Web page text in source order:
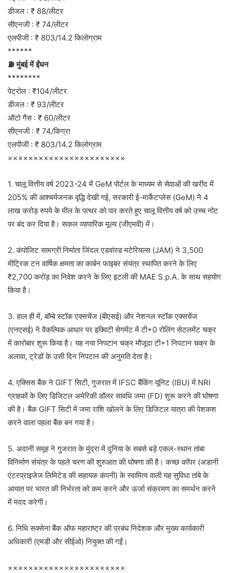
डीजल : ₹ 88/लीटर
सीएनजी : ₹ 74/लीटर
एलपीजी : ₹ 803/14.2 किलोग्राम
******
⛽ मुंबई में ईंधन
********
पेट्रोल : ₹104/लीटर
डीजल : ₹ 93/लीटर
ऑटो गैस : ₹ 60/लीटर
सीएनजी : ₹ 74/किग्रा
एलपीजी : ₹ 803/14.2 किलोग्राम
×××××××××××××××××××××××
1. चालू वित्तीय वर्ष 2023-24 में GeM पोर्टल के माध्यम से सेवाओं की खरीद में
205% की आश्चर्यजनक वृद्धि देखी गई, सरकारी ई-मार्केटप्लेस (GeM) ने 4
लाख करोड़ रुपये के मील के पत्थर को पार करते हुए चालू वित्तीय वर्ष को उच्च नोट
पर बंद कर दिया है। सकल व्यापारिक मूल्य (जीएमवी) में।
2. कंपोजिट सामग्री निर्माता जिंदल एडवांस्ड मटेरियल्स (JAM) ने 3,500
मीट्रिक टन वार्षिक क्षमता का कार्बन फाइबर संयंत्र स्थापित करने के लिए
₹2,700 करोड़ का निवेश करने के लिए इटली की MAE S.p.A. के साथ सहयोग
किया है।
3. हाल ही में, बॉम्बे स्टॉक एक्सचेंज (बीएसई) और नेशनल स्टॉक एक्सचेंज
(एनएसई) ने वैकल्पिक आधार पर इक्विटी सेगमेंट में टी+0 रोलिंग सेटलमेंट चक्र
में कारोबार शुरू किया है। यह नया निपटान चक्र मौजूदा टी+1 निपटान चक्र के
अलावा, ट्रेडों के उसी दिन निपटान की अनुमति देता है।
4. एक्सिस बैंक ने GIFT सिटी, गुजरात में IFSC बैंकिंग यूनिट (IBU) में NRI
ग्राहकों के लिए डिजिटल अमेरिकी डॉलर सावधि जमा (FD) शुरू करने की घोषणा
की है। बैंक GIFT सिटी में जमा राशि खोलने के लिए डिजिटल यात्रा की पेशकश
करने वाला पहला बैंक बन गया है।
5. अदानी समूह ने गुजरात के मुंद्रा में दुनिया के सबसे बड़े एकल-स्थान तांबा
विनिर्माण संयंत्र के पहले चरण की शुरुआत की घोषणा की है। कच्छ कॉपर (अडानी
एंटरप्राइजेज लिमिटेड की सहायक कंपनी) के स्वामित्व वाली यह सुविधा तांबे के
आयात पर भारत की निर्भरता को कम करने और ऊर्जा संक्रमण का समर्थन करने
में मदद करेगी।
6. निधि सक्सेना बैंक ऑफ महाराष्ट्र की प्रबंध निदेशक और मुख्य कार्यकारी
अधिकारी (एमडी और सीईओ) नियुक्त की गईं।
×××××××××××××××××××××××